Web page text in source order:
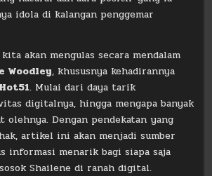
idola di kalangan penggemar
akan mengulas secara mendalam
Woodley, khususnya kehadirannya
Hot51. Mulai dari daya tarik
digitalnya, hingga mengapa banyak
olehnya. Dengan pendekatan yang
artikel ini akan menjadi sumber
informasi menarik bagi siapa saja
Shailene di ranah digital.